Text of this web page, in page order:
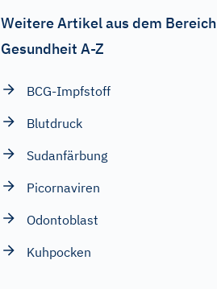
Weitere Artikel aus dem Bereich
Gesundheit A-Z
BCG-Impfstoff
Blutdruck
Sudanfärbung
Picornaviren
Odontoblast
Kuhpocken